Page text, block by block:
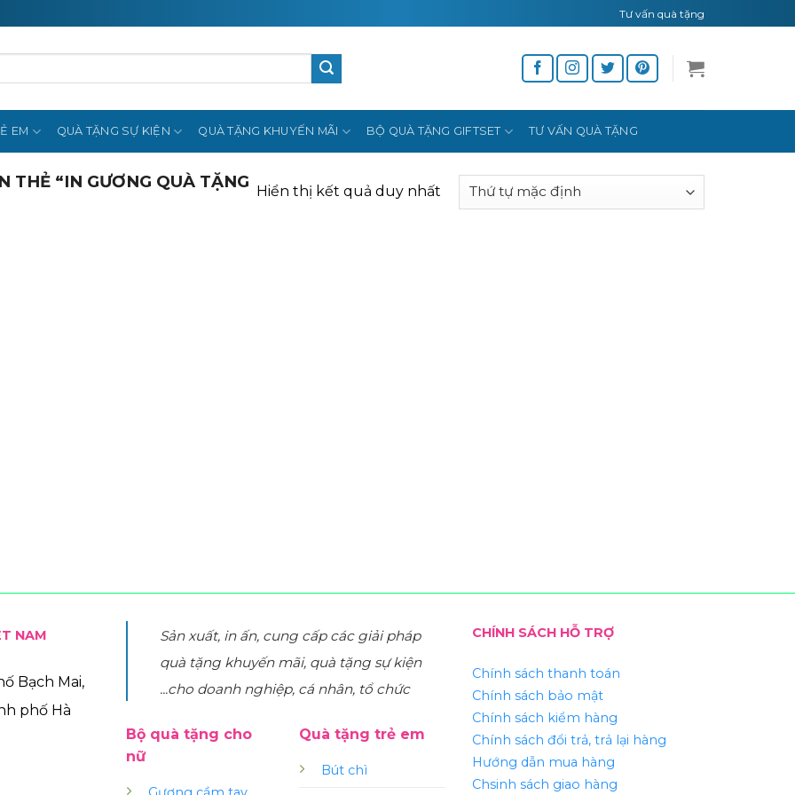
Tư vấn quà tặng
EM QUÀ TẶNG SỰ KIỆN QUÀ TẶNG KHUYẾN MÃI BỘ QUÀ TẶNG GIFTSET TƯ VẤN QUÀ TẶNG
THẺ “IN GƯƠNG QUÀ TẶNG Hiển thị kết quả duy nhất
NAM
Bạch Mai,
phố Hà
Sản xuất, in ấn, cung cấp các giải pháp
quà tặng khuyến mãi, quà tặng sự kiện
...cho doanh nghiệp, cá nhân, tổ chức
Bộ quà tặng cho
nữ
Quà tặng trẻ em
Bút chì
CHÍNH SÁCH HỖ TRỢ
Chính sách thanh toán
Chính sách bảo mật
Chính sách kiểm hàng
Chính sách đổi trả, trả lại hàng
Hướng dẫn mua hàng
Chsinh sách giao hàng